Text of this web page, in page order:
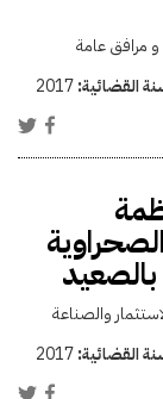
و مرافق عامة
القضائية:2017
والصناعة
القضائية:2017